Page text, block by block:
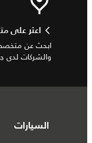
اعثر على
ابحث عن
والشركات لدى
السيارات